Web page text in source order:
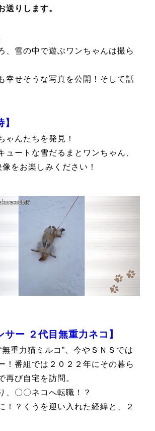
送りします。
、雪の中で遊ぶワンちゃんは撮ら
幸せそうな写真を公開！そして話
ゃんたちを発見！
ートな雪だるまとワンちゃん、
をお楽しみください！
ー ２代目無重力ネコ】
重力猫ミルコ”、今やＳＮＳでは
！番組では２０２２年にその暮ら
再び自宅を訪問。
、〇〇ネコへ転職！？
！？くうを迎い入れた経緯と、２